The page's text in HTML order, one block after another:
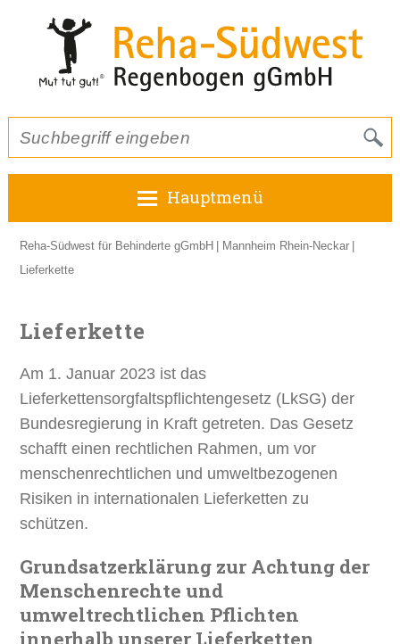
Hauptmenü
Reha-Südwest für Behinderte gGmbH
Mannheim Rhein-Neckar
Lieferkette
Lieferkette
Am 1. Januar 2023 ist das
Lieferkettensorgfaltspflichtengesetz (LkSG) der
Bundesregierung in Kraft getreten. Das Gesetz
schafft einen rechtlichen Rahmen, um vor
menschenrechtlichen und umweltbezogenen
Risiken in internationalen Lieferketten zu
schützen.
Grundsatzerklärung zur Achtung der
Menschenrechte und
umweltrechtlichen Pflichten
innerhalb unserer Lieferketten